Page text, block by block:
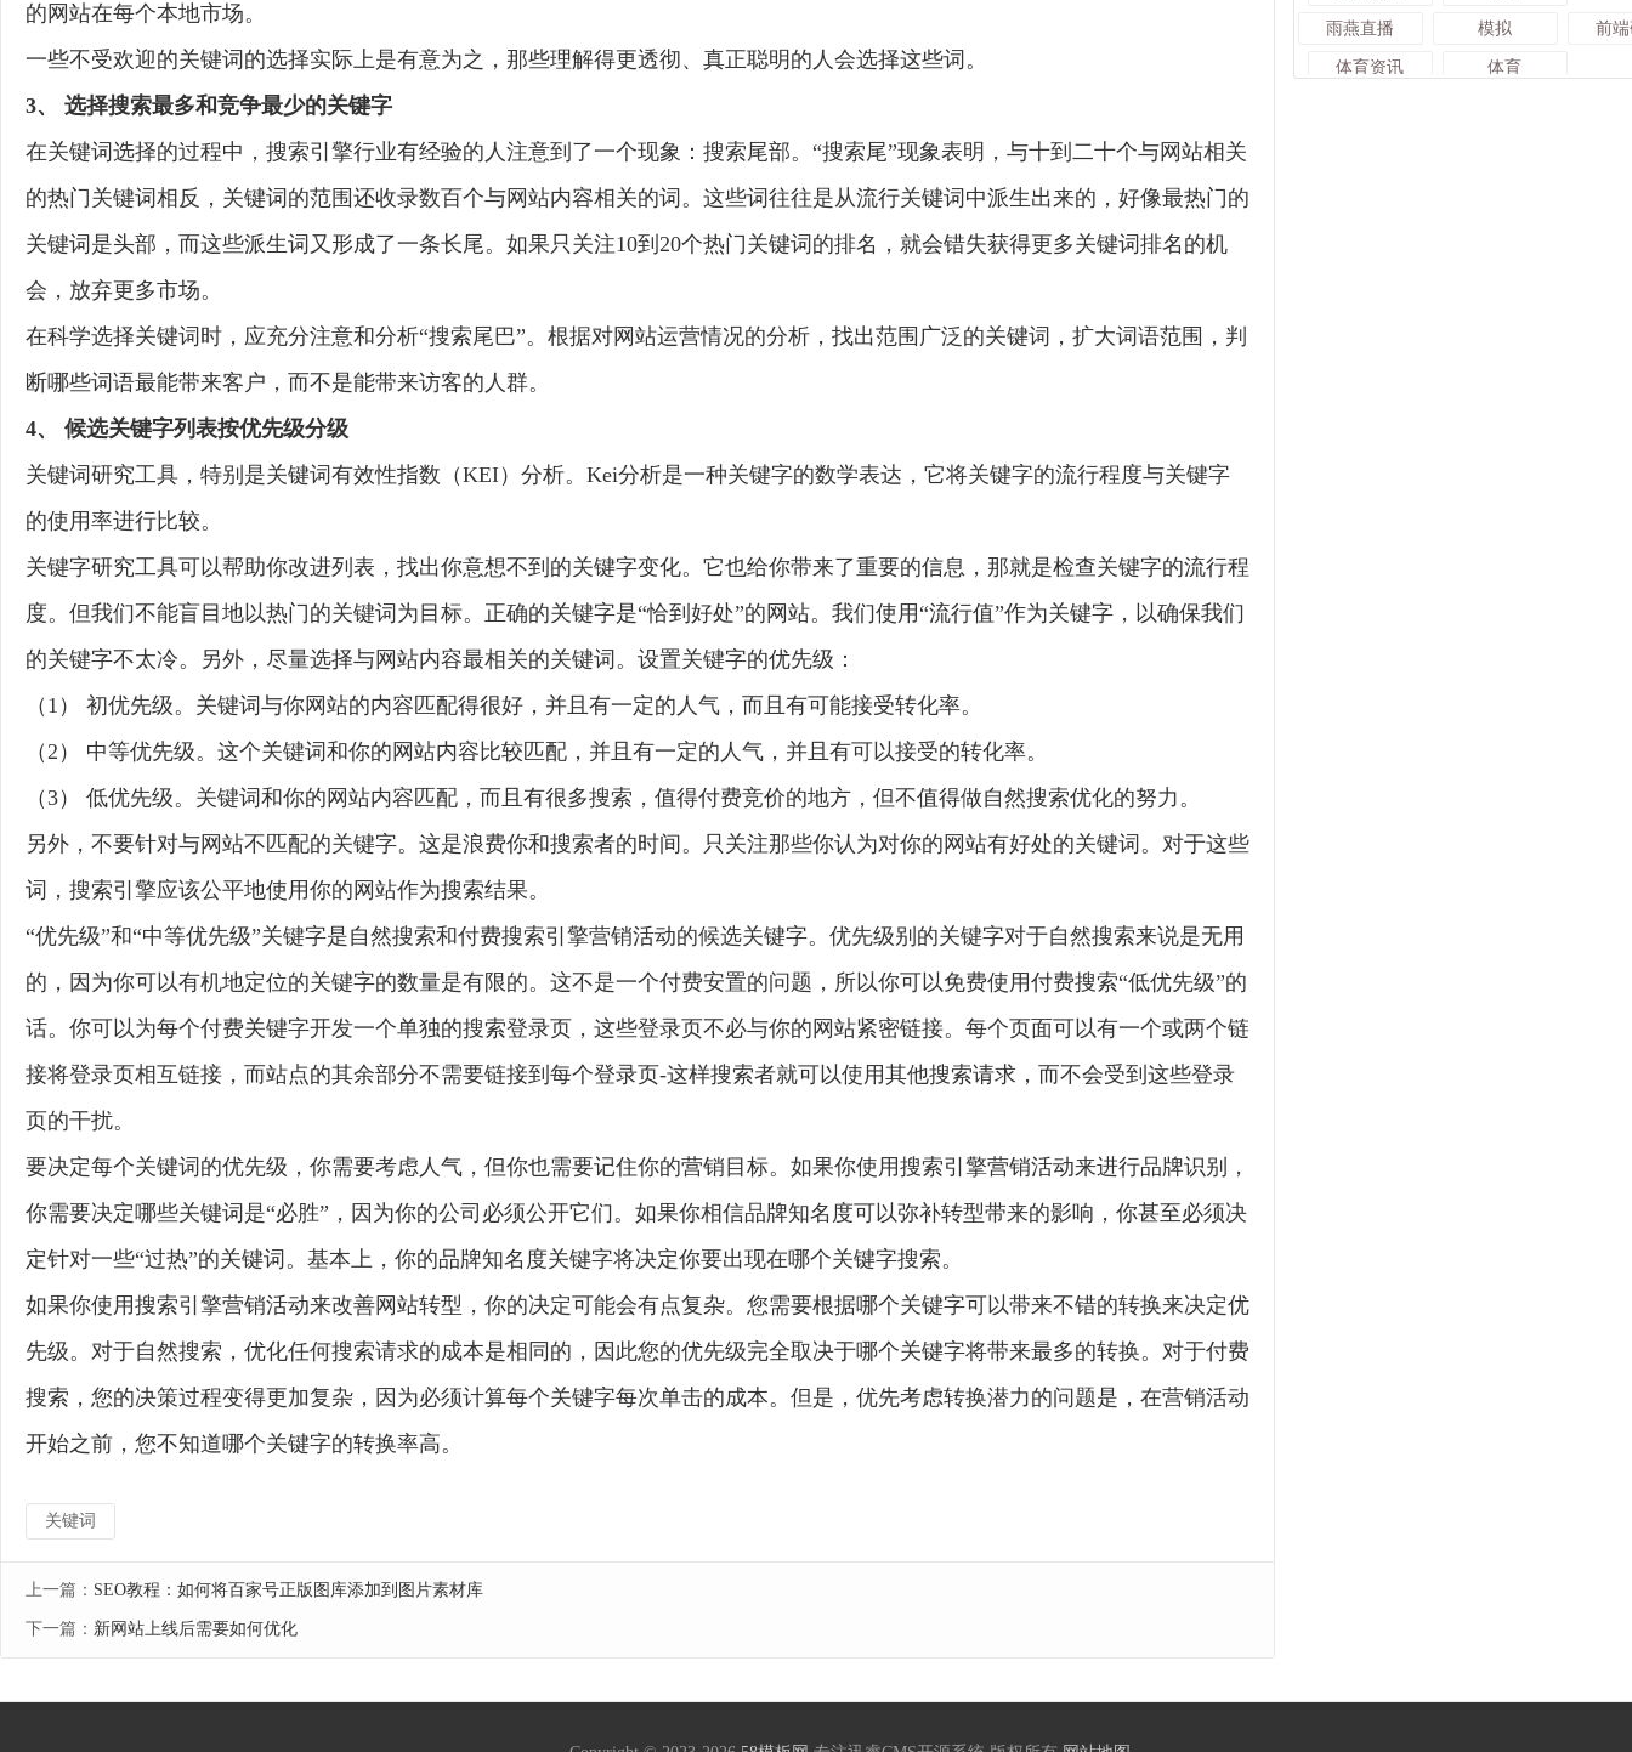
的网站在每个本地市场。
一些不受欢迎的关键词的选择实际上是有意为之，那些理解得更透彻、真正聪明的人会选择这些词。
3、 选择搜索最多和竞争最少的关键字
在关键词选择的过程中，搜索引擎行业有经验的人注意到了一个现象：搜索尾部。“搜索尾”现象表明，与十到二十个与网站相关
的热门关键词相反，关键词的范围还收录数百个与网站内容相关的词。这些词往往是从流行关键词中派生出来的，好像最热门的
关键词是头部，而这些派生词又形成了一条长尾。如果只关注10到20个热门关键词的排名，就会错失获得更多关键词排名的机
会，放弃更多市场。
在科学选择关键词时，应充分注意和分析“搜索尾巴”。根据对网站运营情况的分析，找出范围广泛的关键词，扩大词语范围，判
断哪些词语最能带来客户，而不是能带来访客的人群。
4、 候选关键字列表按优先级分级
关键词研究工具，特别是关键词有效性指数（KEI）分析。Kei分析是一种关键字的数学表达，它将关键字的流行程度与关键字
的使用率进行比较。
关键字研究工具可以帮助你改进列表，找出你意想不到的关键字变化。它也给你带来了重要的信息，那就是检查关键字的流行程
度。但我们不能盲目地以热门的关键词为目标。正确的关键字是“恰到好处”的网站。我们使用“流行值”作为关键字，以确保我们
的关键字不太冷。另外，尽量选择与网站内容最相关的关键词。设置关键字的优先级：
（1） 初优先级。关键词与你网站的内容匹配得很好，并且有一定的人气，而且有可能接受转化率。
（2） 中等优先级。这个关键词和你的网站内容比较匹配，并且有一定的人气，并且有可以接受的转化率。
（3） 低优先级。关键词和你的网站内容匹配，而且有很多搜索，值得付费竞价的地方，但不值得做自然搜索优化的努力。
另外，不要针对与网站不匹配的关键字。这是浪费你和搜索者的时间。只关注那些你认为对你的网站有好处的关键词。对于这些
词，搜索引擎应该公平地使用你的网站作为搜索结果。
“优先级”和“中等优先级”关键字是自然搜索和付费搜索引擎营销活动的候选关键字。优先级别的关键字对于自然搜索来说是无用
的，因为你可以有机地定位的关键字的数量是有限的。这不是一个付费安置的问题，所以你可以免费使用付费搜索“低优先级”的
话。你可以为每个付费关键字开发一个单独的搜索登录页，这些登录页不必与你的网站紧密链接。每个页面可以有一个或两个链
接将登录页相互链接，而站点的其余部分不需要链接到每个登录页-这样搜索者就可以使用其他搜索请求，而不会受到这些登录
页的干扰。
要决定每个关键词的优先级，你需要考虑人气，但你也需要记住你的营销目标。如果你使用搜索引擎营销活动来进行品牌识别，
你需要决定哪些关键词是“必胜”，因为你的公司必须公开它们。如果你相信品牌知名度可以弥补转型带来的影响，你甚至必须决
定针对一些“过热”的关键词。基本上，你的品牌知名度关键字将决定你要出现在哪个关键字搜索。
如果你使用搜索引擎营销活动来改善网站转型，你的决定可能会有点复杂。您需要根据哪个关键字可以带来不错的转换来决定优
先级。对于自然搜索，优化任何搜索请求的成本是相同的，因此您的优先级完全取决于哪个关键字将带来最多的转换。对于付费
搜索，您的决策过程变得更加复杂，因为必须计算每个关键字每次单击的成本。但是，优先考虑转换潜力的问题是，在营销活动
开始之前，您不知道哪个关键字的转换率高。
关键词
上一篇： SEO教程：如何将百家号正版图库添加到图片素材库
下一篇： 新网站上线后需要如何优化
雨燕直播 模拟 前
体育资讯 体育